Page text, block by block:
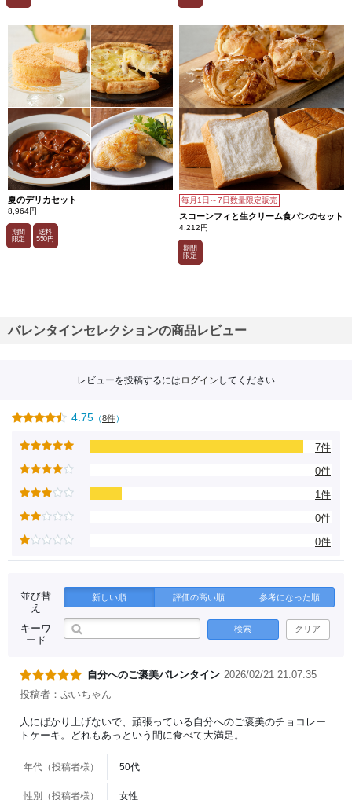
夏のデリカセット
8,964円
期間
限定
送料
550円
毎月1日～7日数量限定販売
スコーンフィと生クリーム食パンのセット
4,212円
期間
限定
バレンタインセレクションの商品レビュー
レビューを投稿するには ログイン してください
4.75 （8件）
7件
0件
1件
0件
0件
並び替
え
新しい順 評価の高い順 参考になった順
キーワ
ード
検索 クリア
自分へのご褒美バレンタイン 2026/02/21 21:07:35
投稿者：ぷいちゃん
人にばかり上げないで、頑張っている自分へのご褒美のチョコレー
トケーキ。どれもあっという間に食べて大満足。
年代（投稿者様） 50代
性別（投稿者様） 女性